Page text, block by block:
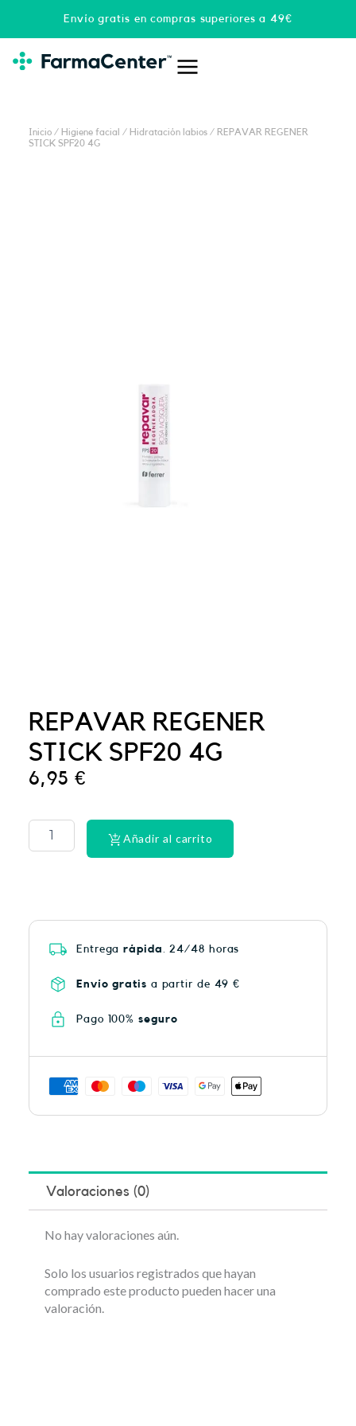
Envío gratis en compras superiores a 49€
Inicio / Higiene facial / Hidratación labios / REPAVAR REGENER
STICK SPF20 4G
REPAVAR REGENER
STICK SPF20 4G
6,95 €
DENTAL
LACER
EX-
Añadir al carrito
Entregarápida . 24/48 horas
Envío gratis a partir de 49 €
Pago 100% seguro
Valoraciones (0)
No hay valoraciones aún.
Solo los usuarios registrados que hayan
comprado este producto pueden hacer una
valoración.